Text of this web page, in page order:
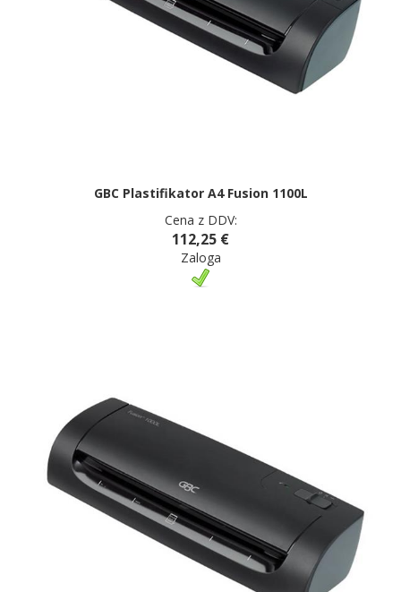
GBC Plastifikator A4 Fusion 1100L
Cena z DDV:
112,25 €
Zaloga